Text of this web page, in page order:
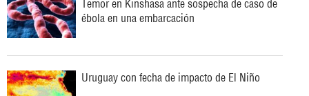
Temor en Kinshasa ante sospecha de caso de
ébola en una embarcación
Uruguay con fecha de impacto de El Niño